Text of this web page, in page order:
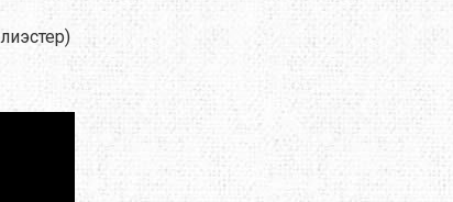
PLAI
RAIN STOP
SINGING ROCK